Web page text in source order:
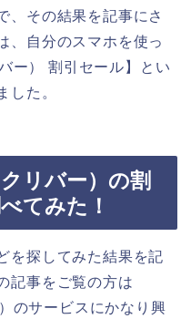
、その結果を記事にさ
、自分のスマホを使っ
ー） 割引セール】とい
した。
リバー）の割
てみた！
を探してみた結果を記
記事をご覧の方は
のサービスにかなり興